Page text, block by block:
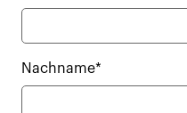
Nachname*